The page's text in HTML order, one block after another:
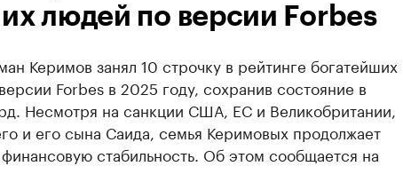
людей по версии Forbes
Керимов занял 10 строчку в рейтинге богатейших
Forbes в 2025 году, сохранив состояние в
Несмотря на санкции США, ЕС и Великобритании,
и его сына Саида, семья Керимовых продолжает
стабильность. Об этом сообщается на